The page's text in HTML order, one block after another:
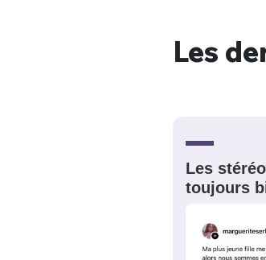
Les
Les
toujours
PSEUDO*
EMAIL*
VOTRE
Que